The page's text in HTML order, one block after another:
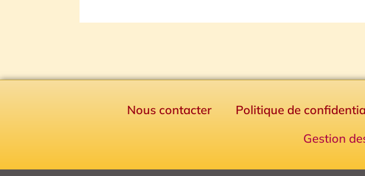
Nous contacter Politique de
Gestion